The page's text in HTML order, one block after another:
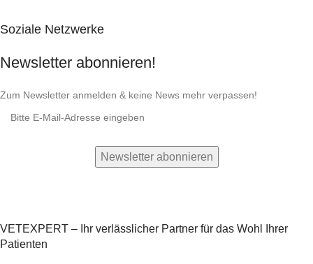
Soziale Netzwerke
Newsletter abonnieren!
Zum Newsletter anmelden & keine News mehr verpassen!
VETEXPERT – Ihr verlässlicher Partner für das Wohl Ihrer
Patienten